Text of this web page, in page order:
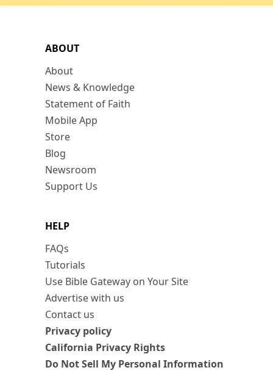
ABOUT
About
News & Knowledge
Statement of Faith
Mobile App
Store
Blog
Newsroom
Support Us
HELP
FAQs
Tutorials
Use Bible Gateway on Your Site
Advertise with us
Contact us
Privacy policy
California Privacy Rights
Do Not Sell My Personal Information